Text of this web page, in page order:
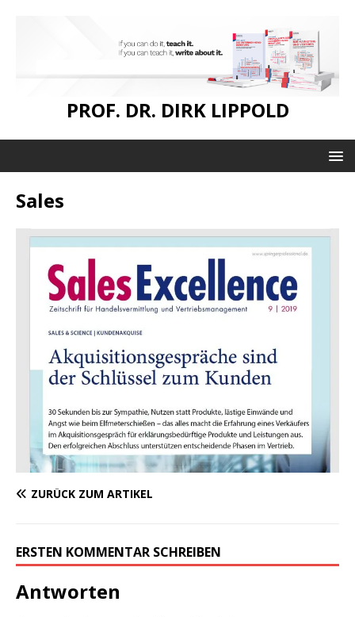
PROF. DR. DIRK LIPPOLD
Sales
ZURÜCK ZUM ARTIKEL
ERSTEN KOMMENTAR SCHREIBEN
Antworten